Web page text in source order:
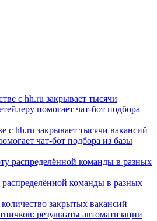
hh.ru закрывает тысячи вакансий
чат-бот подбора из базы
распределённой команды в разных